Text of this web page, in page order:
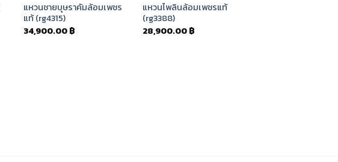
แหวนชายบุษราคัมล้อมเพชร
แท้ (rg4315)
34,900.00฿
แหวนไพลินล้อมเพชรแท้
(rg3388)
28,900.00฿